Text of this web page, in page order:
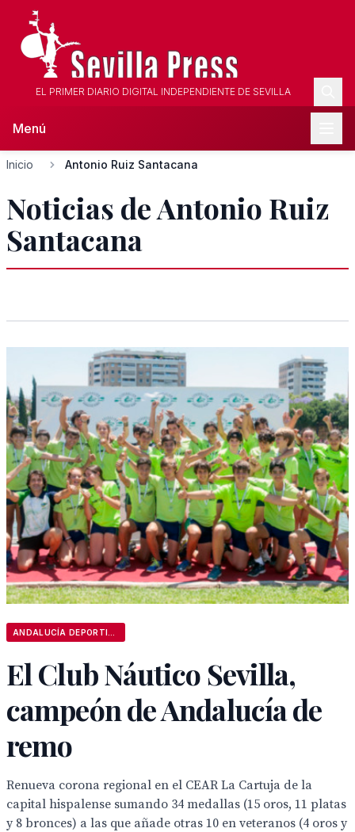
EL PRIMER DIARIO DIGITAL INDEPENDIENTE DE SEVILLA
Menú
Inicio Antonio Ruiz Santacana
Noticias de Antonio Ruiz
Santacana
El Club Náutico Sevilla,
campeón de Andalucía de
remo
Renueva corona regional en el CEAR La Cartuja de la
capital hispalense sumando 34 medallas (15 oros, 11 platas
y 8 bronces) a las que añade otras 10 en veteranos (4 oros y